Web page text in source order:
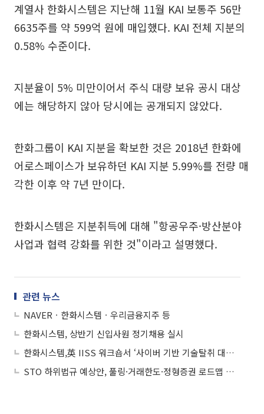
계열사 한화시스템은 지난해 11월 KAI 보통주 56만
6635주를 약 599억 원에 매입했다. KAI 전체 지분의
0.58% 수준이다.
지분율이 5% 미만이어서 주식 대량 보유 공시 대상
에는 해당하지 않아 당시에는 공개되지 않았다.
한화그룹이 KAI 지분을 확보한 것은 2018년 한화에
어로스페이스가 보유하던 KAI 지분 5.99%를 전량 매
각한 이후 약 7년 만이다.
한화시스템은 지분취득에 대해 "항공우주·방산분야
사업과 협력 강화를 위한 것"이라고 설명했다.
관련 뉴스
NAVERㆍ한화시스템ㆍ우리금융지주 등
한화시스템, 상반기 신입사원 정기채용 실시
한화시스템,英 IISS 워크숍서 ‘사이버 기반 기술탈취 대응 전략’ 발표
STO 하위법규 예상안, 풀링·거래한도·정형증권 로드맵 제시